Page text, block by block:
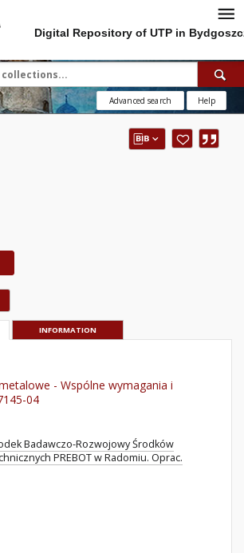
Digital Repository of UTP in
Advanced search Help
INFORMATION
- Wspólne wymagania i
04
Badawczo-Rozwojowy Środków
PREBOT w Radomiu. Oprac.